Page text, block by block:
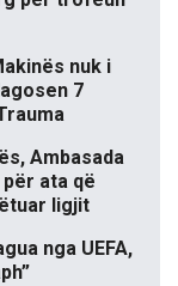
nuk i
7
Ambasada
ata që
ligjit
nga UEFA,